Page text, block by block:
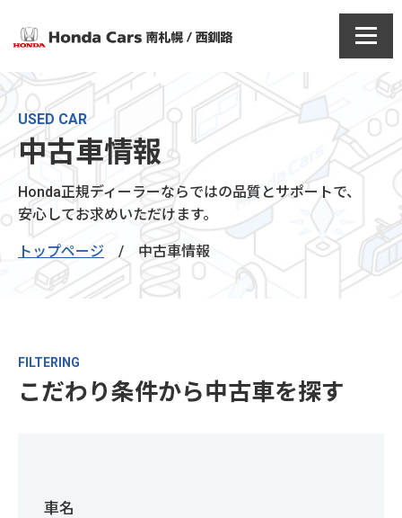
USED CAR
中古車情報
Honda正規ディーラーならではの品質とサポートで、
安心してお求めいただけます。
トップページ / 中古車情報
FILTERING
こだわり条件から中古車を探す
車名